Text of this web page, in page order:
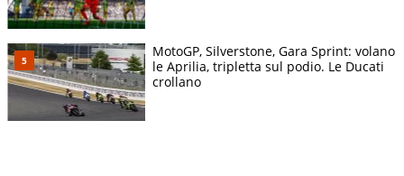
MotoGP, Silverstone, Gara Sprint: volano
le Aprilia, tripletta sul podio. Le Ducati
crollano